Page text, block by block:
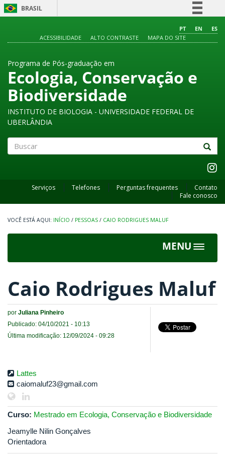
BRASIL
Comunica BR
Acesso à informação
Legislação
PT EN
ES
ACESSIBILIDADE
ALTO CONTRASTE MAPA DO SITE
Programa de Pós-graduação em
Ecologia, Conservação e
Biodiversidade
INSTITUTO DE BIOLOGIA - UNIVERSIDADE FEDERAL DE
UBERLÂNDIA
Serviços Telefones Perguntas frequentes
Contato
Fale conosco
INÍCIO / PESSOAS / CAIO RODRIGUES MALUF
MENU
Toggle
Caio Rodrigues Maluf
por Juliana Pinheiro
Publicado: 04/10/2021 - 10:13
Última modificação: 12/09/2024 - 09:28
Lattes
caiomaluf23@gmail.com
Curso: Mestrado em Ecologia, Conservação e Biodiversidade
Jeamylle Nilin Gonçalves
Orientadora